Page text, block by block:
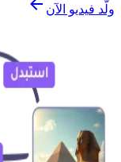
ولّد فيديو الآن